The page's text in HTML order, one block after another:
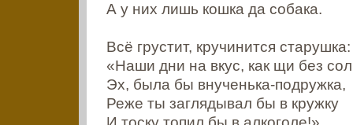
А у них лишь кошка да собака.
Всё грустит, кручинится старушка:
«Наши дни на вкус, как щи без
Эх, была бы внученька-подружка,
Реже ты заглядывал бы в кружку